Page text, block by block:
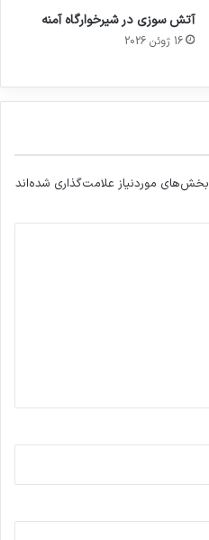
آتش سوزی در شیرخوارگاه آمنه
16 ژوئن 2026
بخش‌های موردنیاز علامت‌گذاری شده‌اند